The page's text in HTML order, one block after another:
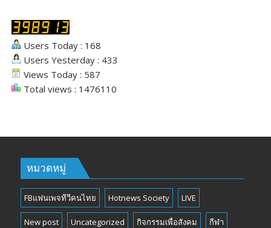
Users Today : 168
Users Yesterday : 433
Views Today : 587
Total views : 1476110
หมวดหมู่
FBแฟนเพจทีวีคนไทย Hotnews Society LIVE
New post Uncategorized กิจกรรมเพื่อสังคม กีฬา